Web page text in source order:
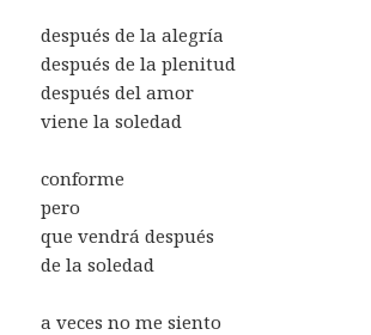
después de la alegría
después de la plenitud
después del amor
viene la soledad
conforme
pero
que vendrá después
de la soledad
a veces no me siento